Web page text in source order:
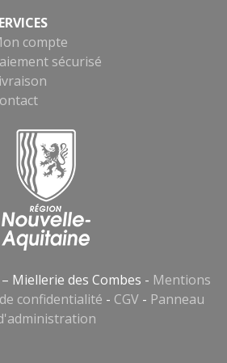
compte
sécurisé
Miellerie des Combes - Mentions
confidentialité - CGV- Panneau